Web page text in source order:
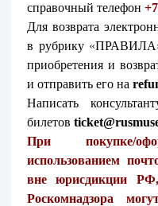
справочный телефон
Для возврата
в рубрику «ПРАВИЛА
приобретения и
и отправить его на
Написать
билетов
При покупке/
использованием
вне юрисдикции
Роскомнадзора